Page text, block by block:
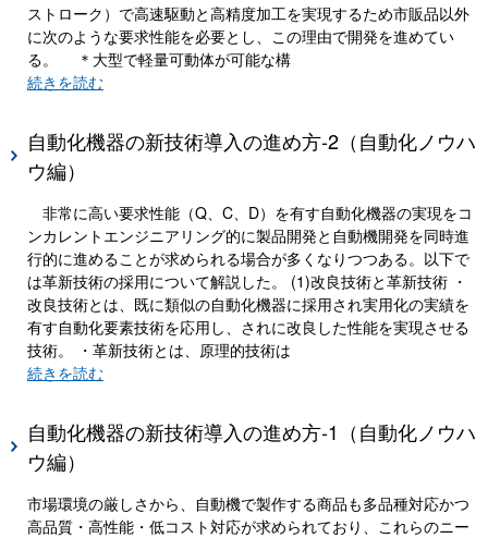
ストローク）で高速駆動と高精度加工を実現するため市販品以外
に次のような要求性能を必要とし、この理由で開発を進めてい
る。 ＊大型で軽量可動体が可能な構
続きを読む
自動化機器の新技術導入の進め方-2（自動化ノウハ
ウ編）
非常に高い要求性能（Q、C、D）を有す自動化機器の実現をコ
ンカレントエンジニアリング的に製品開発と自動機開発を同時進
行的に進めることが求められる場合が多くなりつつある。以下で
は革新技術の採用について解説した。 (1)改良技術と革新技術 ・
改良技術とは、既に類似の自動化機器に採用され実用化の実績を
有す自動化要素技術を応用し、されに改良した性能を実現させる
技術。 ・革新技術とは、原理的技術は
続きを読む
自動化機器の新技術導入の進め方-1（自動化ノウハ
ウ編）
市場環境の厳しさから、自動機で製作する商品も多品種対応かつ
高品質・高性能・低コスト対応が求められており、これらのニー